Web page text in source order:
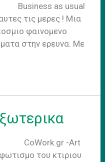
usual
τις μερες ! Μια
φαινομενο
στην ερευνα. Με
-Art
του κτιριου